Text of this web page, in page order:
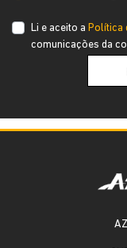
Li e aceito a Política
comunicações da